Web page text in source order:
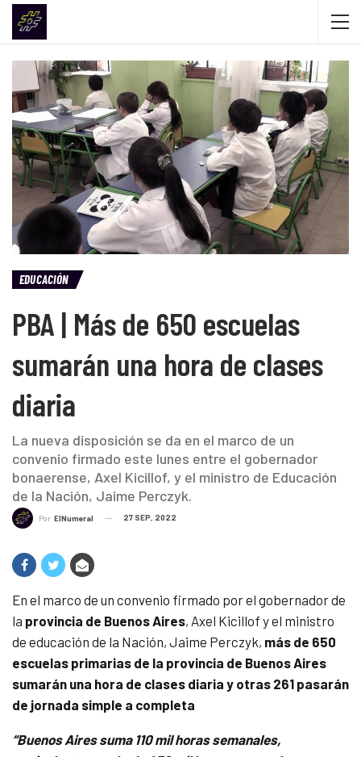
EDUCACIÓN
PBA | Más de 650 escuelas
sumarán una hora de clases
diaria
La nueva disposición se da en el marco de un
convenio firmado este lunes entre el gobernador
bonaerense, Axel Kicillof, y el ministro de Educación
de la Nación, Jaime Perczyk.
Por ElNumeral 27 SEP, 2022
En el marco de un convenio firmado por el gobernador de
la provincia de Buenos Aires, Axel Kicillof y el ministro
de educación de la Nación, Jaime Perczyk, más de 650
escuelas primarias de la provincia de Buenos Aires
sumarán una hora de clases diaria y otras 261 pasarán
de jornada simple a completa
“Buenos Aires suma 110 mil horas semanales,